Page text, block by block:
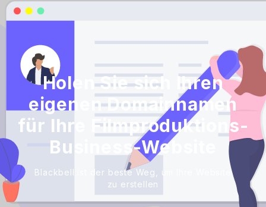
Holen Sie sich Ihren
eigenen Domainnamen
für Ihre Filmproduktions-
Business-Website
Blackbell ist der beste Weg, um Ihre Website
zu erstellen